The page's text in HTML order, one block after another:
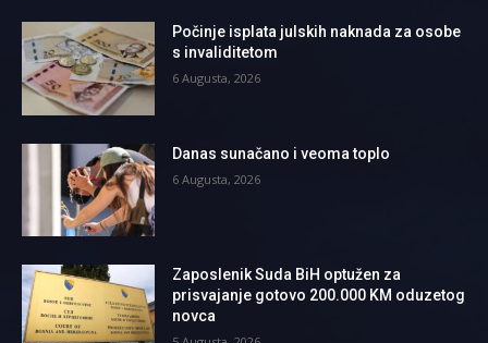
Počinje isplata julskih naknada za osobe
s invaliditetom
6 Augusta, 2026
Danas sunačano i veoma toplo
6 Augusta, 2026
Zaposlenik Suda BiH optužen za
prisvajanje gotovo 200.000 KM oduzetog
novca